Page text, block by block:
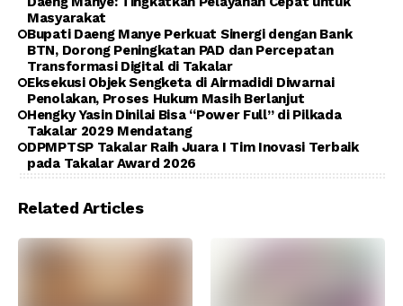
Masyarakat
Bupati Daeng Manye Perkuat Sinergi dengan Bank
BTN, Dorong Peningkatan PAD dan Percepatan
Transformasi Digital di Takalar
Eksekusi Objek Sengketa di Airmadidi Diwarnai
Penolakan, Proses Hukum Masih Berlanjut
Hengky Yasin Dinilai Bisa “Power Full” di Pilkada
Takalar 2029 Mendatang
DPMPTSP Takalar Raih Juara I Tim Inovasi Terbaik
pada Takalar Award 2026
Related Articles